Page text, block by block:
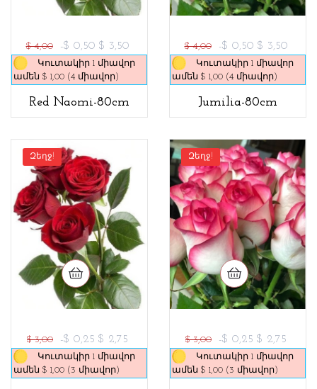
$ 4,00 -$ 0,50 $ 3,50
Կուտակիր 1 միավոր
ամեն $ 1,00 (4 միավոր)
Red Naomi-80cm
$ 4,00 -$ 0,50 $ 3,50
Կուտակիր 1 միավոր
ամեն $ 1,00 (4 միավոր)
Jumilia-80cm
Զեղջ!
$ 3,00 -$ 0,25 $ 2,75
Կուտակիր 1 միավոր
ամեն $ 1,00 (3 միավոր)
Զեղջ!
$ 3,00 -$ 0,25 $ 2,75
Կուտակիր 1 միավոր
ամեն $ 1,00 (3 միավոր)